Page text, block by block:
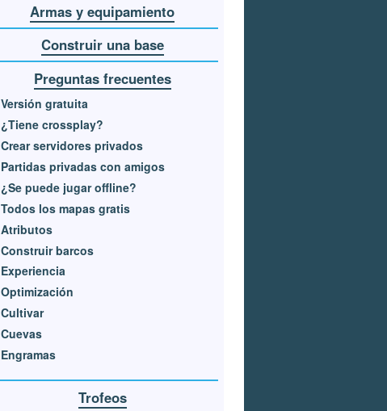
Armas y equipamiento
Construir una base
Preguntas frecuentes
Versión gratuita
¿Tiene crossplay?
Crear servidores privados
Partidas privadas con amigos
¿Se puede jugar offline?
Todos los mapas gratis
Atributos
Construir barcos
Experiencia
Optimización
Cultivar
Cuevas
Engramas
Trofeos